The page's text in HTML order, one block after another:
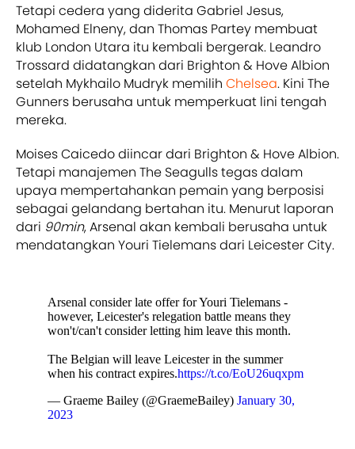
Tetapi cedera yang diderita Gabriel Jesus,
Mohamed Elneny, dan Thomas Partey membuat
klub London Utara itu kembali bergerak. Leandro
Trossard didatangkan dari Brighton & Hove Albion
setelah Mykhailo Mudryk memilih Chelsea. Kini The
Gunners berusaha untuk memperkuat lini tengah
mereka.
Moises Caicedo diincar dari Brighton & Hove Albion.
Tetapi manajemen The Seagulls tegas dalam
upaya mempertahankan pemain yang berposisi
sebagai gelandang bertahan itu. Menurut laporan
dari 90min, Arsenal akan kembali berusaha untuk
mendatangkan Youri Tielemans dari Leicester City.
Arsenal consider late offer for Youri Tielemans -
however, Leicester's relegation battle means they
won't/can't consider letting him leave this month.
The Belgian will leave Leicester in the summer
when his contract expires.https://t.co/EoU26uqxpm
— Graeme Bailey (@GraemeBailey) January 30,
2023